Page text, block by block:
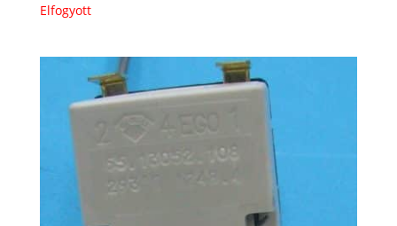
Elfogyott